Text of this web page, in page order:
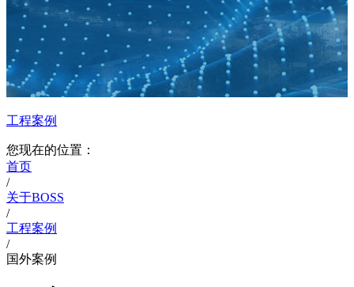
工程案例
您现在的位置：
首页
/
关于BOSS
/
工程案例
/
国外案例